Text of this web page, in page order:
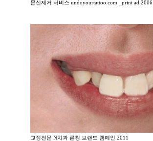
문신제거 서비스 undoyourtattoo.com _print ad 2006
교정전문 N치과 른칭 브랜드 캠페인 2011